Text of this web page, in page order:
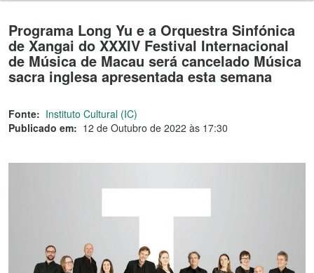
Programa Long Yu e a Orquestra Sinfónica
de Xangai do XXXIV Festival Internacional
de Música de Macau será cancelado Música
sacra inglesa apresentada esta semana
Fonte: Instituto Cultural (IC)
Publicado em: 12 de Outubro de 2022 às 17:30